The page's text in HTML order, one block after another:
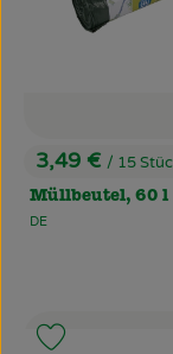
, Preis:
3,49 € / 15
Müllbeutel, 60 l
, Herkunft:
DE
Produkt zu